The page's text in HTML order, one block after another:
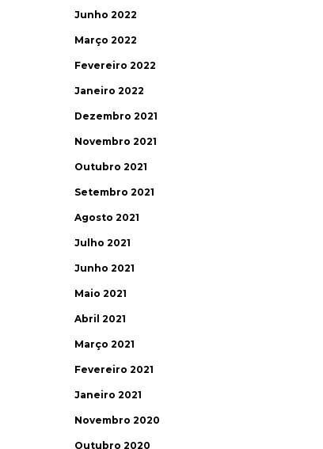
Junho 2022
Março 2022
Fevereiro 2022
Janeiro 2022
Dezembro 2021
Novembro 2021
Outubro 2021
Setembro 2021
Agosto 2021
Julho 2021
Junho 2021
Maio 2021
Abril 2021
Março 2021
Fevereiro 2021
Janeiro 2021
Novembro 2020
Outubro 2020